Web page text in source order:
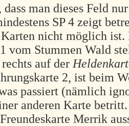
dass man dieses Feld
SP 4 zeigt
nicht möglich ist.
vom Stummen Wald
auf der
2, ist beim
passiert (nämlich
anderen Karte
Merrik